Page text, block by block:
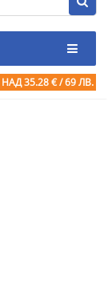
НАД 35.28 € / 69 ЛВ.